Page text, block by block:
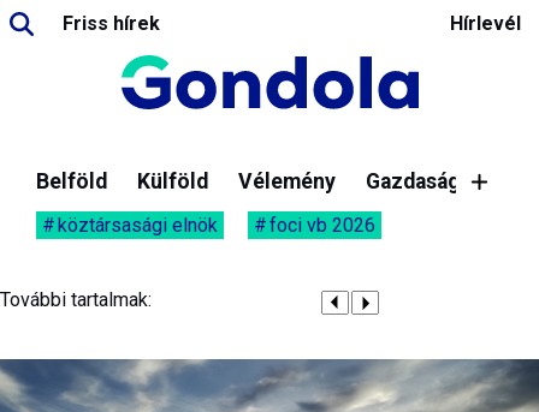
Friss hírek Hírlevél
Belföld Külföld Vélemény Gazdaság
köztársasági elnök foci vb 2026
További tartalmak: